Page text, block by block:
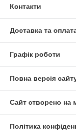
Контакти
Доставка та
Графік роботи
Повна версія
Сайт створено на
Політика